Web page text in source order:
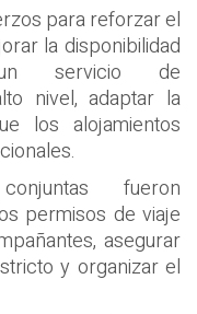
para reforzar el
la disponibilidad
servicio de
nivel, adaptar la
los alojamientos
fueron
permisos de viaje
asegurar
y organizar el